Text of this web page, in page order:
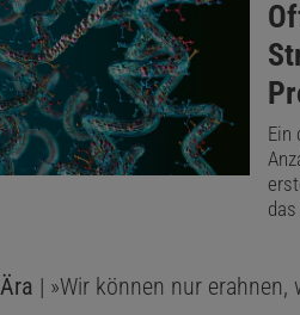
ist auch, den Leuten
wie wir arbeiten, wer wir
dieses Ökosystem, in dem
bleiben muss. Als ich
war freies, offenes
gab es Menschen, die diese
Generationen ist eine
:
Ein
| »Wir können nur erahnen,